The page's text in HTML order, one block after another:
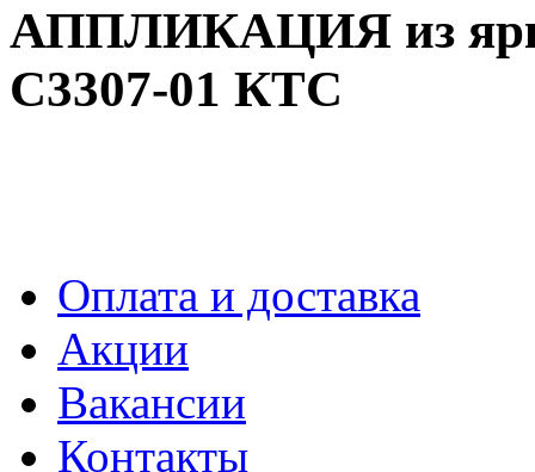
АППЛИКАЦИЯ из
С3307-01 КТС
Оплата и доставка
Акции
Вакансии
Контакты